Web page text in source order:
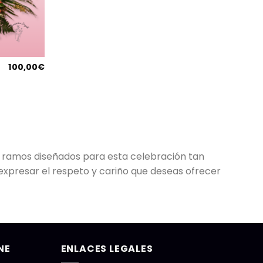
100,00€
diseñados para esta celebración tan
el respeto y cariño que deseas ofrecer
ENLACES LEGALES